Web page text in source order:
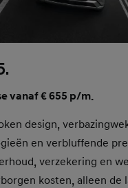
vanaf € 655 p/m.
design,
en verbluffende
verzekering en
kosten, alleen de